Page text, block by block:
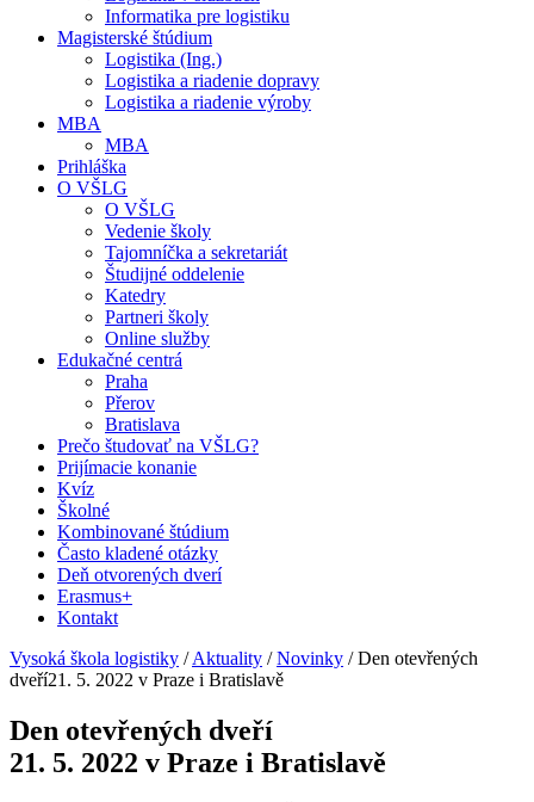
Informatika pre logistiku
Magisterské štúdium
Logistika (Ing.)
Logistika a riadenie dopravy
Logistika a riadenie výroby
MBA
MBA
Prihláška
O VŠLG
O VŠLG
Vedenie školy
Tajomníčka a sekretariát
Študijné oddelenie
Katedry
Partneri školy
Online služby
Edukačné centrá
Praha
Přerov
Bratislava
Prečo študovať na VŠLG?
Prijímacie konanie
Kvíz
Školné
Kombinované štúdium
Často kladené otázky
Deň otvorených dverí
Erasmus+
Kontakt
Vysoká škola logistiky /Aktuality /Novinky /Den otevřených
dveří21. 5. 2022 v Praze i Bratislavě
Den otevřených dveří
21. 5. 2022 v Praze i Bratislavě